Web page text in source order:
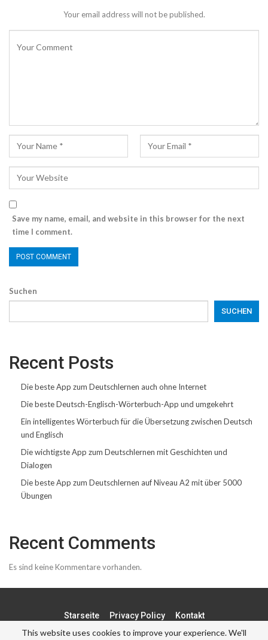
Your email address will not be published.
Save my name, email, and website in this browser for the next
time I comment.
Suchen
SUCHEN
Recent Posts
Die beste App zum Deutschlernen auch ohne Internet
Die beste Deutsch-Englisch-Wörterbuch-App und umgekehrt
Ein intelligentes Wörterbuch für die Übersetzung zwischen Deutsch
und Englisch
Die wichtigste App zum Deutschlernen mit Geschichten und
Dialogen
Die beste App zum Deutschlernen auf Niveau A2 mit über 5000
Übungen
Recent Comments
Es sind keine Kommentare vorhanden.
Starseite Privacy Policy Kontakt
This website uses cookies to improve your experience. We'll